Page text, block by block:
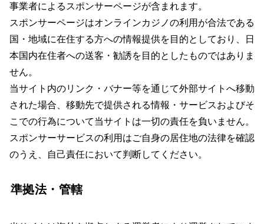
事業者によるスポンサーページが含まれます。
スポンサーページはオンラインカジノの利用が合法である
国・地域に在住する方への情報提供を目的としており、日
本国内在住者への送客・勧誘を目的としたものではありま
せん。
当サイト内のリンク・バナー等を通じて外部サイトへ移動
された場合、移動先で提供される情報・サービスおよびそ
こでの行為について当サイトは一切の責任を負いません。
スポンサーサービスの利用はご自身の居住地の法律を確認
のうえ、自己責任において判断してください。
準拠法・管轄